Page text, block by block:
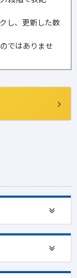
し、更新した数
ではありませ